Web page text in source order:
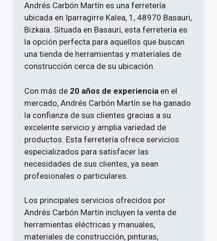
Andrés Carbón Martín es una ferretería
ubicada en Iparragirre Kalea, 1, 48970 Basauri,
Bizkaia. Situada en Basauri, esta ferretería es
la opción perfecta para aquellos que buscan
una tienda de herramientas y materiales de
construcción cerca de su ubicación.
Con más de 20 años de experiencia en el
mercado, Andrés Carbón Martín se ha ganado
la confianza de sus clientes gracias a su
excelente servicio y amplia variedad de
productos. Esta ferretería ofrece servicios
especializados para satisfacer las
necesidades de sus clientes, ya sean
profesionales o particulares.
Los principales servicios ofrecidos por
Andrés Carbón Martín incluyen la venta de
herramientas eléctricas y manuales,
materiales de construcción, pinturas,